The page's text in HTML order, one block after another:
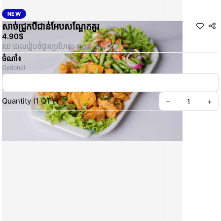
NEW
សាច់​ជ្រូក​បី​ជាន់​អែប​សណ្ដែកគួរ
4.90$
រយៈពេលរៀបចំជូនប្រហែល ៖ ១៥-២៥ នាទី
ចំណាំ៖
Optional
Quantity(1 QTY) – +